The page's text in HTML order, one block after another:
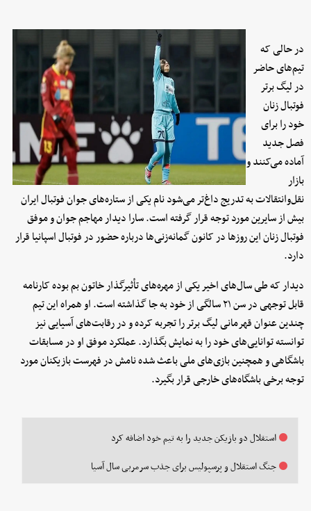
در حالی که
تیم‌های حاضر
در لیگ برتر
فوتبال زنان
خود را برای
فصل جدید
آماده می‌کنند و
بازار
نقل‌وانتقالات به تدریج داغ‌تر می‌شود نام یکی از ستاره‌های جوان فوتبال ایران
بیش از سایرین مورد توجه قرار گرفته است. سارا دیدار مهاجم جوان و موفق
فوتبال زنان این روزها در کانون گمانه‌زنی‌ها درباره حضور در فوتبال اسپانیا قرار
دارد.
دیدار که طی سال‌های اخیر یکی از مهره‌های تأثیرگذار خاتون بم بوده کارنامه
قابل توجهی در سن ۲۱ سالگی از خود به جا گذاشته است. او همراه این تیم
چندین عنوان قهرمانی لیگ برتر را تجربه کرده و در رقابت‌های آسیایی نیز
توانسته توانایی‌های خود را به نمایش بگذارد. عملکرد موفق او در مسابقات
باشگاهی و همچنین بازی‌های ملی باعث شده نامش در فهرست بازیکنان مورد
توجه برخی باشگاه‌های خارجی قرار بگیرد.
استقلال دو بازیکن جدید را به تیم خود اضافه کرد
جنگ استقلال و پرسپولیس برای جذب سرمربی سال آسیا